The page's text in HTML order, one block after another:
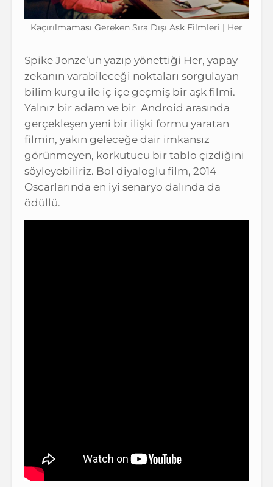
Kaçırılmaması Gereken Sıra Dışı Ask Filmleri | Her
Spike Jonze’un yazıp yönettiği Her, yapay
zekanın varabileceği noktaları sorgulayan
bilim kurgu ile iç içe geçmiş bir aşk filmi.
Yalnız bir adam ve bir Android arasında
gerçekleşen yeni bir ilişki formu yaratan
filmin, yakın geleceğe dair imkansız
görünmeyen, korkutucu bir tablo çizdiğini
söyleyebiliriz. Bol diyaloglu film, 2014
Oscarlarında en iyi senaryo dalında da
ödüllü.